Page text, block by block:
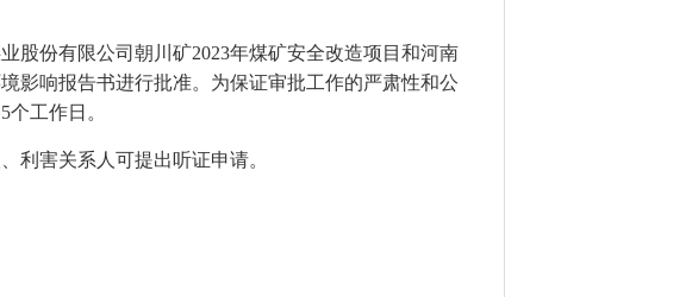
股份有限公司朝川矿2023年煤矿安全改造项目和河南
影响报告书进行批准。为保证审批工作的严肃性和公
5个工作日 。
利害关系人可提出听证申请。